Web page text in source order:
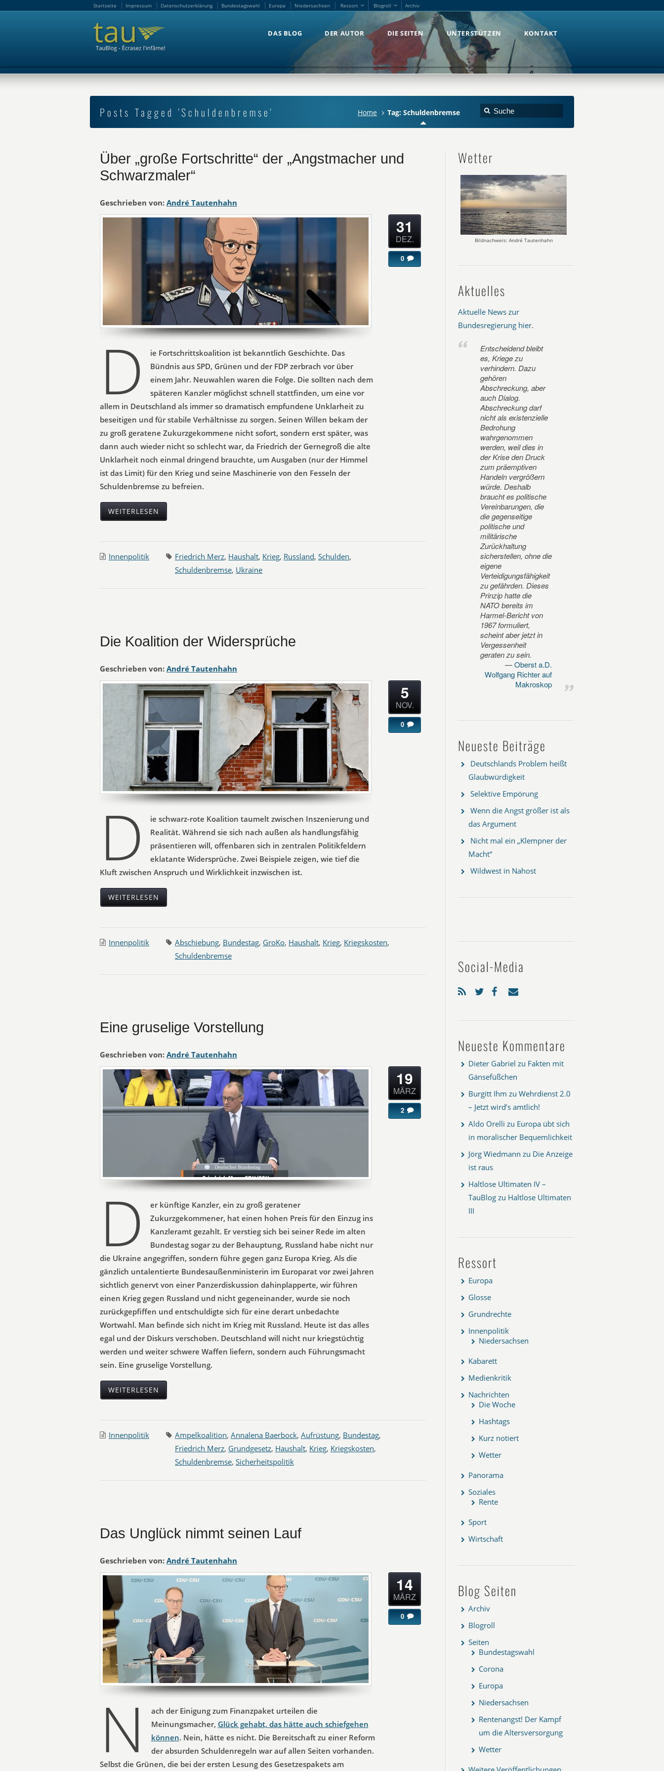
Startseite Impressum Datenschutzerklärung Bundestagswahl Europa Niedersachsen Ressort Blogroll Archiv
DAS BLOG DER AUTOR DIE SEITEN UNTERSTÜTZEN KONTAKT
Posts Tagged 'Schuldenbremse' Home Tag: Schuldenbremse
Über „große Fortschritte“ der „Angstmacher und
Schwarzmaler“
Geschrieben von: André Tautenhahn
D
ie Fortschrittskoalition ist bekanntlich Geschichte. Das
Bündnis aus SPD, Grünen und der FDP zerbrach vor über
einem Jahr. Neuwahlen waren die Folge. Die sollten nach dem
späteren Kanzler möglichst schnell stattfinden, um eine vor
allem in Deutschland als immer so dramatisch empfundene Unklarheit zu
beseitigen und für stabile Verhältnisse zu sorgen. Seinen Willen bekam der
zu groß geratene Zukurzgekommene nicht sofort, sondern erst später, was
dann auch wieder nicht so schlecht war, da Friedrich der Gernegroß die alte
Unklarheit noch einmal dringend brauchte, um Ausgaben (nur der Himmel
ist das Limit) für den Krieg und seine Maschinerie von den Fesseln der
Schuldenbremse zu befreien.
WEITERLESEN
31
DEZ.
0
Innenpolitik Friedrich Merz, Haushalt, Krieg, Russland, Schulden,
Schuldenbremse, Ukraine
Die Koalition der Widersprüche
Geschrieben von: André Tautenhahn
D
ie schwarz-rote Koalition taumelt zwischen Inszenierung und
Realität. Während sie sich nach außen als handlungsfähig
präsentieren will, offenbaren sich in zentralen Politikfeldern
eklatante Widersprüche. Zwei Beispiele zeigen, wie tief die
Kluft zwischen Anspruch und Wirklichkeit inzwischen ist.
WEITERLESEN
5
NOV.
0
Innenpolitik Abschiebung, Bundestag, GroKo, Haushalt, Krieg, Kriegskosten,
Schuldenbremse
Eine gruselige Vorstellung
Geschrieben von: André Tautenhahn
D
er künftige Kanzler, ein zu groß geratener
Zukurzgekommener, hat einen hohen Preis für den Einzug ins
Kanzleramt gezahlt. Er verstieg sich bei seiner Rede im alten
Bundestag sogar zu der Behauptung, Russland habe nicht nur
die Ukraine angegriffen, sondern führe gegen ganz Europa Krieg. Als die
gänzlich untalentierte Bundesaußenministerin im Europarat vor zwei Jahren
sichtlich genervt von einer Panzerdiskussion dahinplapperte, wir führen
einen Krieg gegen Russland und nicht gegeneinander, wurde sie noch
zurückgepfiffen und entschuldigte sich für eine derart unbedachte
Wortwahl. Man befinde sich nicht im Krieg mit Russland. Heute ist das alles
egal und der Diskurs verschoben. Deutschland will nicht nur kriegstüchtig
werden und weiter schwere Waffen liefern, sondern auch Führungsmacht
sein. Eine gruselige Vorstellung.
WEITERLESEN
19
MÄRZ
2
Innenpolitik Ampelkoalition, Annalena Baerbock, Aufrüstung, Bundestag,
Friedrich Merz, Grundgesetz, Haushalt, Krieg, Kriegskosten,
Schuldenbremse, Sicherheitspolitik
Das Unglück nimmt seinen Lauf
Geschrieben von: André Tautenhahn
N
ach der Einigung zum Finanzpaket urteilen die
Meinungsmacher, Glück gehabt, das hätte auch schiefgehen
können. Nein, hätte es nicht. Die Bereitschaft zu einer Reform
der absurden Schuldenregeln war auf allen Seiten vorhanden.
Selbst die Grünen, die bei der ersten Lesung des Gesetzespakets am
14
MÄRZ
0
Wetter
Bildnachweis: André Tautenhahn
Aktuelles
Aktuelle News zur
Bundesregierung hier.
Entscheidend bleibt
es, Kriege zu
verhindern. Dazu
gehören
Abschreckung, aber
auch Dialog.
Abschreckung darf
nicht als existenzielle
Bedrohung
wahrgenommen
werden, weil dies in
der Krise den Druck
zum präemptiven
Handeln vergrößern
würde. Deshalb
braucht es politische
Vereinbarungen, die
die gegenseitige
politische und
militärische
Zurückhaltung
sicherstellen, ohne die
eigene
Verteidigungsfähigkeit
zu gefährden. Dieses
Prinzip hatte die
NATO bereits im
Harmel-Bericht von
1967 formuliert,
scheint aber jetzt in
Vergessenheit
geraten zu sein.
Oberst a.D.
Wolfgang Richter auf
Makroskop
Neueste Beiträge
Deutschlands Problem heißt
Glaubwürdigkeit
Selektive Empörung
Wenn die Angst größer ist als
das Argument
Nicht mal ein „Klempner der
Macht“
Wildwest in Nahost
Social-Media
Neueste Kommentare
Dieter Gabriel zu Fakten mit
Gänsefüßchen
Burgitt Ihm zu Wehrdienst 2.0
– Jetzt wird’s amtlich!
Aldo Orelli zu Europa übt sich
in moralischer Bequemlichkeit
Jörg Wiedmann zu Die Anzeige
ist raus
Haltlose Ultimaten IV –
TauBlog zu Haltlose Ultimaten
III
Ressort
Europa
Glosse
Grundrechte
Innenpolitik
Niedersachsen
Kabarett
Medienkritik
Nachrichten
Die Woche
Hashtags
Kurz notiert
Wetter
Panorama
Soziales
Rente
Sport
Wirtschaft
Blog Seiten
Archiv
Blogroll
Seiten
Bundestagswahl
Corona
Europa
Niedersachsen
Rentenangst! Der Kampf
um die Altersversorgung
Wetter
Startseite Impressum Datenschutzerklärung Bundestagswahl Europa Niedersachsen Ressort Blogroll Archiv
DAS BLOG DER AUTOR DIE SEITEN UNTERSTÜTZEN KONTAKT